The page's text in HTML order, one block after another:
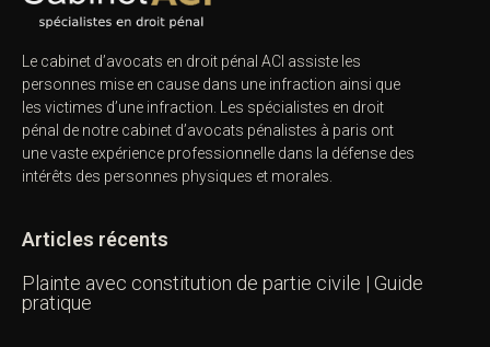
Le cabinet d’avocats en droit pénal ACI assiste les
personnes mise en cause dans une infraction ainsi que
les victimes d’une infraction. Les spécialistes en droit
pénal de notre cabinet d’avocats pénalistes à paris ont
une vaste expérience professionnelle dans la défense des
intérêts des personnes physiques et morales.
Articles récents
Plainte avec constitution de partie civile | Guide
pratique